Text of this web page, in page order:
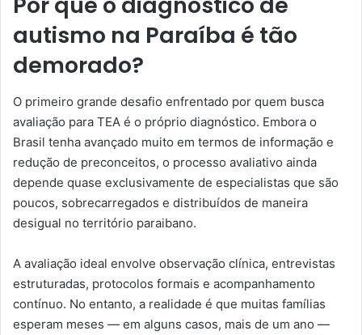
autismo na Paraíba é tão
demorado?
O primeiro grande desafio enfrentado por quem busca
avaliação para TEA é o próprio diagnóstico. Embora o
Brasil tenha avançado muito em termos de informação e
redução de preconceitos, o processo avaliativo ainda
depende quase exclusivamente de especialistas que são
poucos, sobrecarregados e distribuídos de maneira
desigual no território paraibano.
A avaliação ideal envolve observação clínica, entrevistas
estruturadas, protocolos formais e acompanhamento
contínuo. No entanto, a realidade é que muitas famílias
esperam meses — em alguns casos, mais de um ano —